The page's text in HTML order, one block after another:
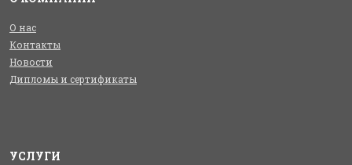
О нас
Контакты
Новости
Дипломы и сертификаты
УСЛУГИ